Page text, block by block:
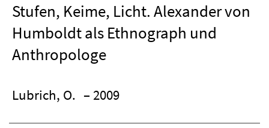
Stufen, Keime, Licht. Alexander von
Humboldt als Ethnograph und
Anthropologe
Lubrich, O. – 2009